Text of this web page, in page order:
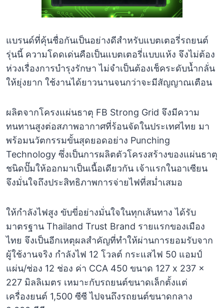
แบรนด์ที่คุ้นชื่อกันเป็นอย่างดีสำหรับแบตเตอรี่รถยนต์
รุ่นนี้ ความโดดเด่นคือเป็นแบตเตอรี่แบบแห้ง จึงไม่ต้อง
ห่วงเรื่องการบำรุงรักษา ไม่จำเป็นต้องเช็คระดับน้ำกลั่น
ให้ยุ่งยาก ใช้งานได้ยาวนานจนกว่าจะมีสัญญาณเตือน
ผลิตจากโครงแผ่นธาตุ FB Strong Grid จึงมีความ
ทนทานสูงต่อสภาพอากาศที่ร้อนจัดในประเทศไทย มา
พร้อมนวัตกรรมขั้นสุดยอดอย่าง Punching
Technology ซึ่งเป็นการผลิตตัวโครงสร้างของแผ่นธาตุ
ชนิดปั๊มให้ออกมาเป็นเนื้อเดียวกัน เจ้าแรกในอาเซียน
จึงมั่นใจถึงประสิทธิภาพการจ่ายไฟที่สม่ำเสมอ
ให้กำลังไฟสูง ขับขี่อย่างมั่นใจในทุกเส้นทาง ได้รับ
มาตรฐาน Thailand Trust Brand รายแรกของเมือง
ไทย จึงเป็นอีกเหตุผลสำคัญที่ทำให้ผ่านการยอมรับจาก
ผู้ใช้งานจริง กำลังไฟ 12 โวลต์ กระแสไฟ 50 แอมป์
แผ่น/ช่อง 12 ช่อง ค่า CCA 450 ขนาด 127 x 237 x
227 มิลลิเมตร เหมาะกับรถยนต์ขนาดเล็กตั้งแต่
เครื่องยนต์ 1,500 ซีซี ไปจนถึงรถยนต์ขนาดกลาง